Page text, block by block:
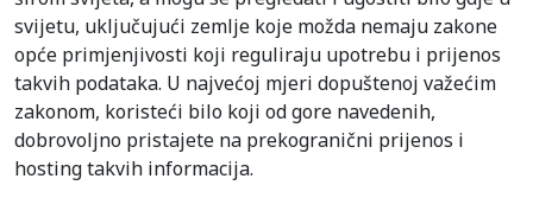
svijetu, uključujući zemlje koje možda nemaju zakone
opće primjenjivosti koji reguliraju upotrebu i prijenos
takvih podataka. U najvećoj mjeri dopuštenoj važećim
zakonom, koristeći bilo koji od gore navedenih,
dobrovoljno pristajete na prekogranični prijenos i
hosting takvih informacija.